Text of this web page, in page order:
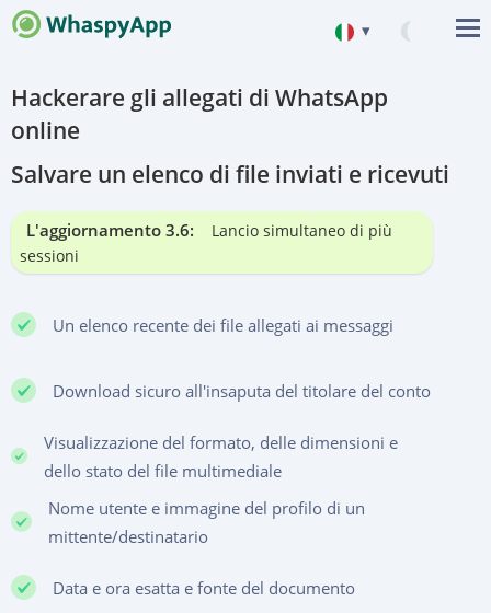
▾
Español
Français
Portuguese (Brazil)
Türkçe
Hackerare gli allegati di WhatsApp
online
Salvare un elenco di file inviati e ricevuti
L'aggiornamento 3.6:
Lancio simultaneo di più
sessioni
Un elenco recente dei file allegati ai messaggi
Download sicuro all'insaputa del titolare del conto
Visualizzazione del formato, delle dimensioni e
dello stato del file multimediale
Nome utente e immagine del profilo di un
mittente/destinatario
Data e ora esatta e fonte del documento